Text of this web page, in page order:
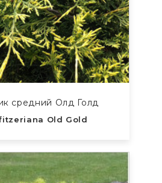
средний Олд Голд
Old Gold